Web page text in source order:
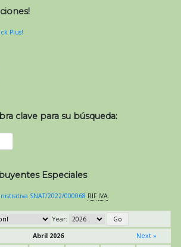
Plus!
clave para su búsqueda:
Especiales
SNAT/2022/000068 RIF IVA
Year:
Abril 2026 Next »